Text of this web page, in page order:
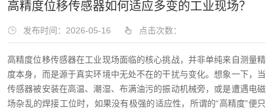
高精度位移传感器如何适应多变的工业现场？
发布时间：2026-05-16 点击次数：
高精度位移传感器在工业现场面临的核心挑战，并非单纯来自测量精
度本身，而是源于真实环境中无处不在的干扰与变化。想象一下，当
传感器被安装在高温、潮湿、布满油污的振动机械旁，或是遭遇电磁
场杂乱的焊接工位时，如果没有极强的适应性，所谓的“高精度”便只